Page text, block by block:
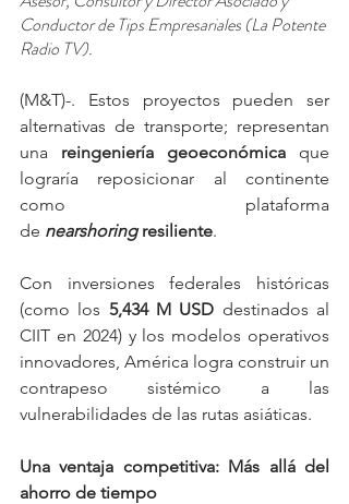
Conductor de Tips Empresariales (La Potente
Radio TV).
(M&T)-. Estos proyectos pueden ser
alternativas de transporte; representan
una reingeniería geoeconómica que
lograría reposicionar al continente
como plataforma
de nearshoring resiliente.
Con inversiones federales históricas
(como los 5,434 M USD destinados al
CIIT en 2024) y los modelos operativos
innovadores, América logra construir un
contrapeso sistémico a las
vulnerabilidades de las rutas asiáticas.
Una ventaja competitiva: Más allá del
ahorro de tiempo